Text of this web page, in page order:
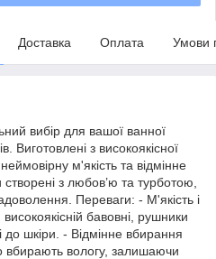
Доставка Оплата Умови
вибір для вашої ванної
Виготовлені з високоякісної
м'якість та відмінне
з любов’ю та турботою,
Переваги: - М'якість і
бавовні, рушники
до шкіри. - Відмінне вбирання
вбирають вологу, залишаючи